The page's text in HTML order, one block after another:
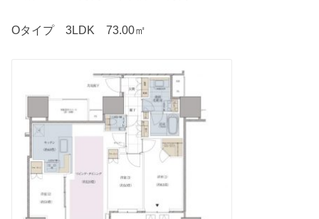
Oタイプ 3LDK 73.00㎡